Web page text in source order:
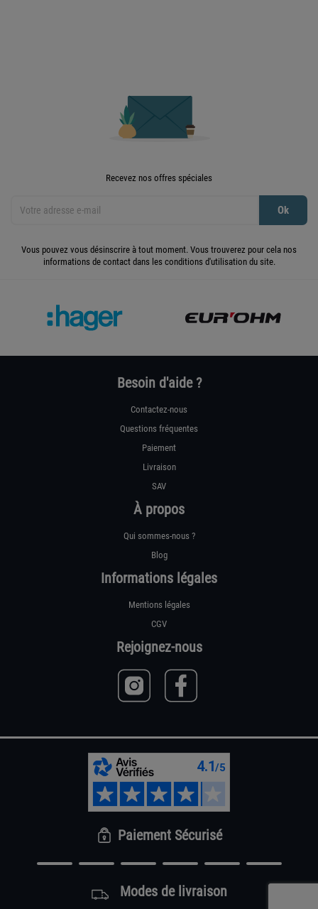
Recevez nos offres spéciales
Vous pouvez vous désinscrire à tout moment. Vous trouverez pour cela nos
informations de contact dans les conditions d'utilisation du site.
Besoin d'aide ?
Contactez-nous
Questions fréquentes
Paiement
Livraison
SAV
À propos
Qui sommes-nous ?
Blog
Informations légales
Mentions légales
CGV
Rejoignez-nous
Paiement Sécurisé
Modes de livraison